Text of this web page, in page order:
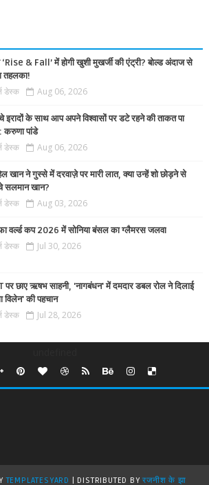
‘Rise & Fall’ में होगी खुशी मुखर्जी की एंट्री? बोल्ड अंदाज से
तहलका!
डेस्क Aug 06, 2026
इरादों के साथ आप अपने विश्वासों पर डटे रहने की ताकत पा
पांडे
डेस्क Aug 06, 2026
खान ने गुस्से में दरवाज़े पर मारी लात, क्या उन्हें शो छोड़ने से
सलमान खान?
डेस्क Aug 03, 2026
वर्ल्ड कप 2026 में सोनिया बंसल का ग्लैमरस जलवा
डेस्क Jul 30, 2026
पर छाए ऋषभ साहनी, 'नागबंधन' में दमदार डबल रोल ने दिलाई
विलेन' की पहचान
डेस्क Jul 28, 2026
TEMPLATESYARD | DISTRIBUTED BYरजनीश के झा